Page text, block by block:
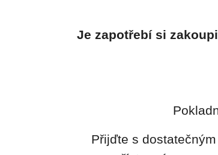
Je zapotřebí si
Přijďte s